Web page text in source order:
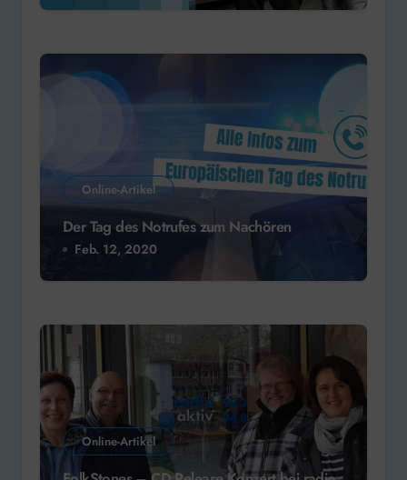
Online-Artikel
Der Tag des Notrufes zum Nachören
Feb. 12, 2020
Online-Artikel